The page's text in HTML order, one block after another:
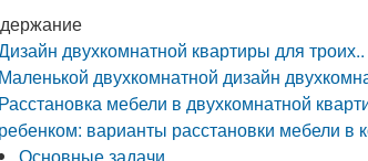
двухкомнатной квартиры для
Маленькой двухкомнатной дизайн
Расстановка мебели в двухкомнатной
ребенком: варианты расстановки мебели в